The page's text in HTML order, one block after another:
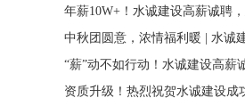
年薪10W+！水诚建设高薪诚聘
中秋团圆意，浓情福利暖 | 水诚
“薪”动不如行动！水诚建设高薪
资质升级！热烈祝贺水诚建设成